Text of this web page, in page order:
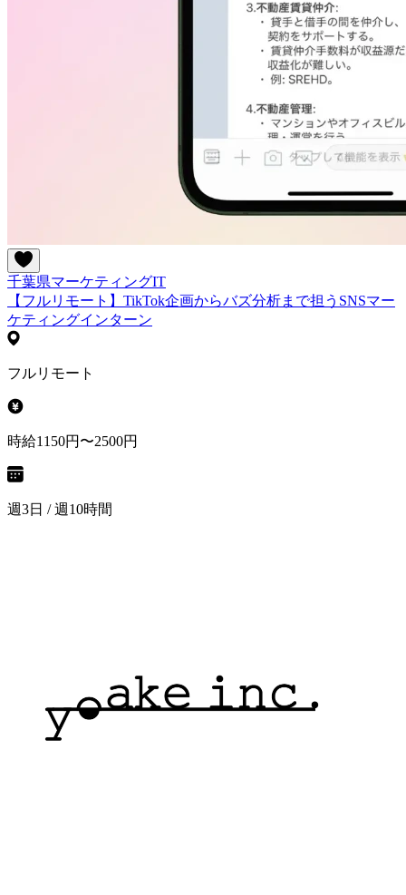
千葉県マーケティングIT
【フルリモート】TikTok企画からバズ分析まで担うSNSマー
ケティングインターン
フルリモート
時給1150円〜2500円
週3日 / 週10時間